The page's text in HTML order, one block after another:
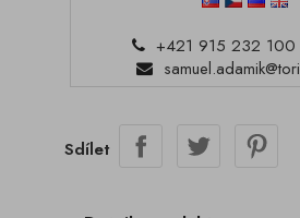
+421 915 232 100
Sdílet